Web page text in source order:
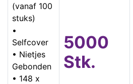
(vanaf 100
stuks)
•
Selfcover
• Nietjes
Gebonden
• 148 x
5000
Stk.